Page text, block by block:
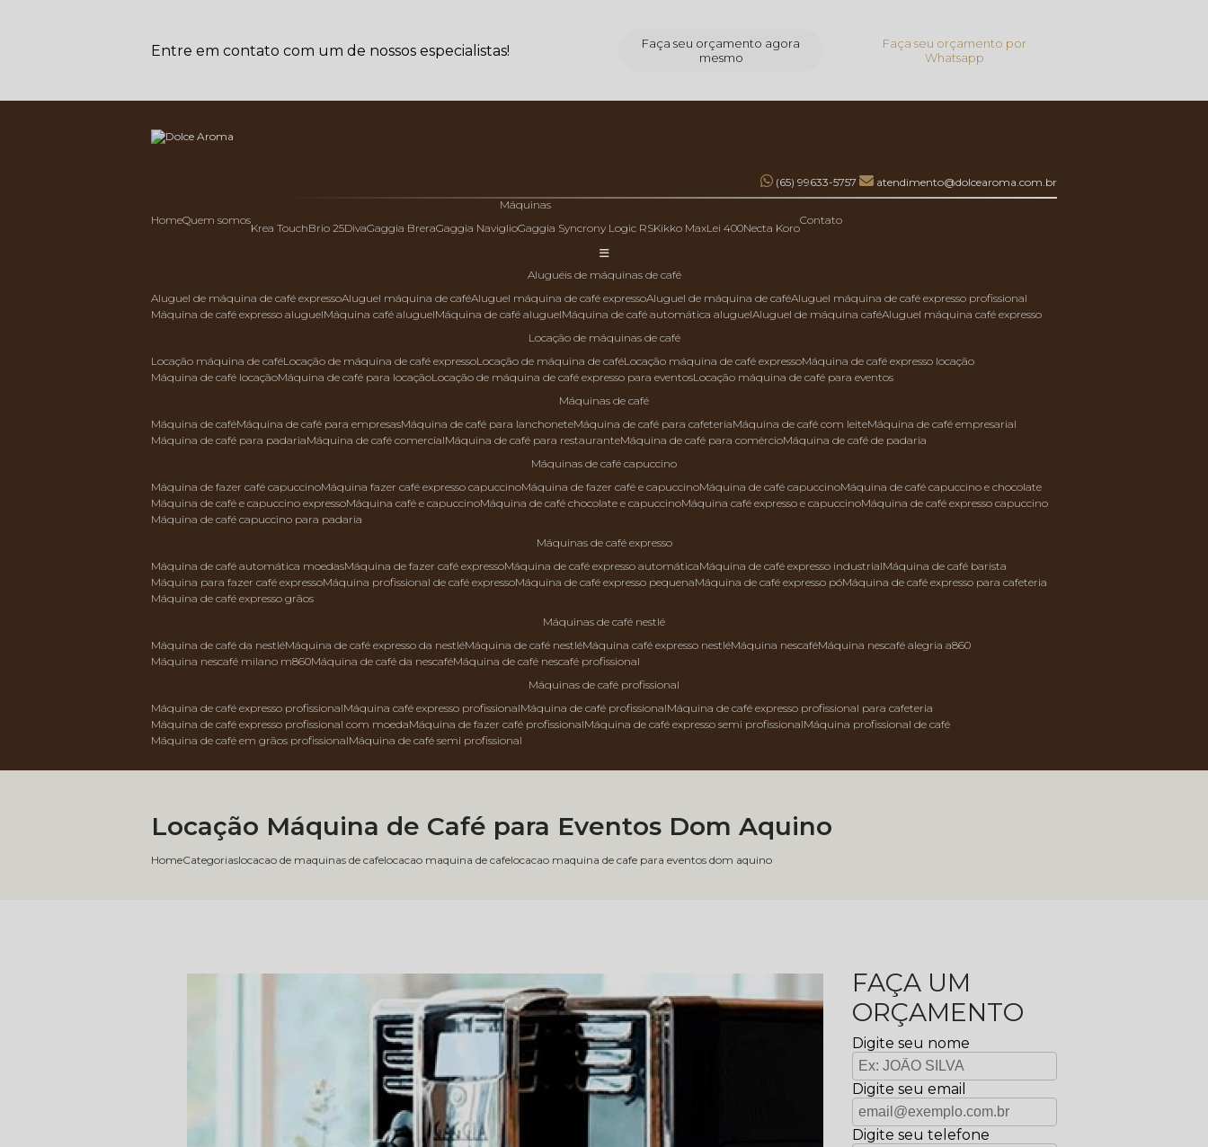
Entre em contato com um de nossos especialistas!
Faça seu orçamento agora
mesmo
Faça seu orçamento por
Whatsapp
(65) 99633-5757 atendimento@dolcearoma.com.br
Home Quem somos
Máquinas
Krea Touch
Brio 25 Diva Gaggia Brera Gaggia Naviglio Gaggia Syncrony Logic RS Kikko Max Lei 400 Necta Koro
Contato
aluguéis de máquinas de café
aluguel de máquina de café expresso aluguel máquina de café aluguel máquina de café expresso aluguel de máquina de café aluguel máquina de café expresso profissional
máquina de café expresso aluguel
máquina café aluguel máquina de café aluguel máquina de café automática aluguel aluguel de máquina café aluguel máquina café expresso
locação de máquinas de café
locação máquina de café locação de máquina de café expresso locação de máquina de café locação máquina de café expresso
máquina de café expresso locação
máquina de café locação
máquina de café para locação locação de máquina de café expresso para eventos locação máquina de café para eventos
máquinas de café
máquina de café
máquina de café para empresas máquina de café para lanchonete máquina de café para cafeteria máquina de café com leite
máquina de café empresarial
máquina de café para padaria
máquina de café comercial máquina de café para restaurante máquina de café para comércio
máquina de café de padaria
máquinas de café capuccino
máquina de fazer café capuccino
máquina fazer café expresso capuccino máquina de fazer café e capuccino máquina de café capuccino
máquina de café capuccino e chocolate
máquina de café e capuccino expresso
máquina café e capuccino máquina de café chocolate e capuccino máquina café expresso e capuccino
máquina de café expresso capuccino
máquina de café capuccino para padaria
máquinas de café expresso
máquina de café automática moedas
máquina de fazer café expresso máquina de café expresso automática máquina de café expresso industrial
máquina de café barista
máquina para fazer café expresso
máquina profissional de café expresso máquina de café expresso pequena máquina de café expresso pó
máquina de café expresso para cafeteria
máquina de café expresso grãos
máquinas de café nestlé
máquina de café da nestlé
máquina de café expresso da nestlé máquina de café nestlé máquina café expresso nestlé máquina nescafé
máquina nescafé alegria a860
máquina nescafé milano m860
máquina de café da nescafé
máquina de café nescafé profissional
máquinas de café profissional
máquina de café expresso profissional
máquina café expresso profissional máquina de café profissional
máquina de café expresso profissional para cafeteria
máquina de café expresso profissional com moeda
máquina de fazer café profissional máquina de café expresso semi profissional
máquina profissional de café
máquina de café em grãos profissional
máquina de café semi profissional
HomeCategoriaslocacao de maquinas de cafelocacao maquina de cafelocacao maquina de cafe para eventos dom aquino
Locação Máquina de Café para Eventos Dom Aquino
FAÇA UM
ORÇAMENTO
Digite seu nome
Digite seu email
Digite seu telefone